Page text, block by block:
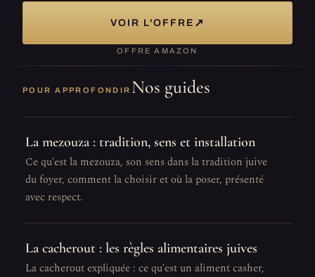
VOIR L'OFFRE ↗
OFFRE AMAZON
POUR APPROFONDIR Nos guides
La mezouza : tradition, sens et installation
Ce qu'est la mezouza, son sens dans la tradition juive
du foyer, comment la choisir et où la poser, présenté
avec respect.
La cacherout : les règles alimentaires juives
La cacherout expliquée : ce qu'est un aliment casher,